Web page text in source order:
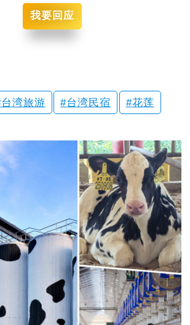
我要回应
台湾旅游 台湾民宿 花莲